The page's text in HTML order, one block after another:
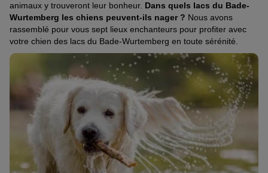
animaux y trouveront leur bonheur. Dans quels lacs du Bade-
Wurtemberg les chiens peuvent-ils nager ? Nous avons
rassemblé pour vous sept lieux enchanteurs pour profiter avec
votre chien des lacs du Bade-Wurtemberg en toute sérénité.